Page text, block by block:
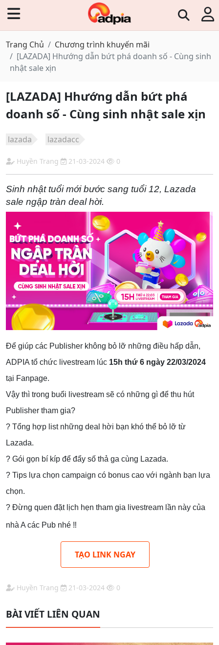
Trang Chủ
Chương trình khuyến mãi
[LAZADA] Hhướng dẫn bứt phá doanh số - Cùng sinh
nhật sale xịn
[LAZADA] Hhướng dẫn bứt phá
doanh số - Cùng sinh nhật sale xịn
lazada lazadacc
Huyền Trang 21-03-2024 0
Sinh nhật tuổi mới bước sang tuổi 12, Lazada
sale ngập tràn deal hời.
Để giúp các Publisher không bỏ lỡ những điều hấp dẫn,
ADPIA tổ chức livestream lúc 15h thứ 6 ngày 22/03/2024
tại Fanpage.
Vậy thì trong buổi livestream sẽ có những gì để thu hút
Publisher tham gia?
? Tổng hợp list những deal hời bạn khó thể bỏ lỡ từ
Lazada.
? Gói gọn bí kíp để đẩy số thả ga cùng Lazada.
? Tips lựa chọn campaign có bonus cao với ngành bạn lựa
chọn.
? Đừng quen đặt lịch hẹn tham gia livestream lần này của
nhà A các Pub nhé ‼️
TẠO LINK NGAY
Huyền Trang 21-03-2024 0
BÀI VIẾT LIÊN QUAN